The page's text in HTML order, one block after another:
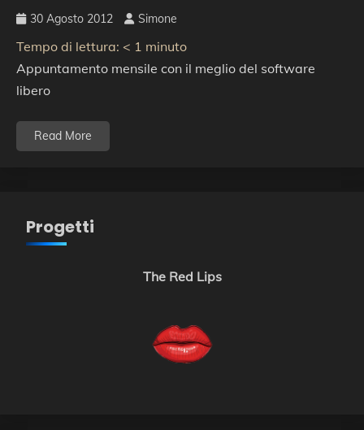
30 Agosto 2012 Simone
Tempo di lettura: < 1 minuto
Appuntamento mensile con il meglio del software
libero
Read More
Progetti
The Red Lips